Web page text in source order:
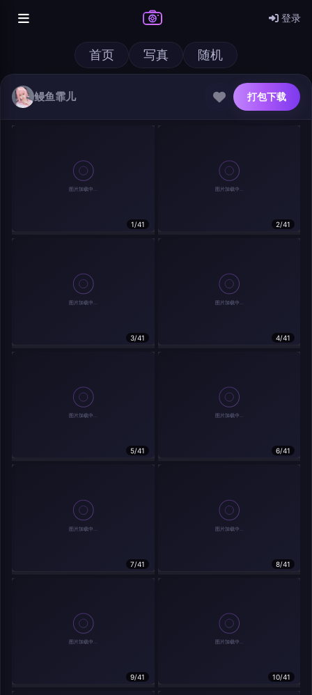
登录
首页 写真 随机
鳗鱼霏儿 打包下载
1/41 2/41
3/41 4/41
5/41 6/41
7/41 8/41
9/41 10/41
@author 打包下载
实时弹幕
弹幕会在下方多行滚动展示；匿名发送有数量和频率限制。